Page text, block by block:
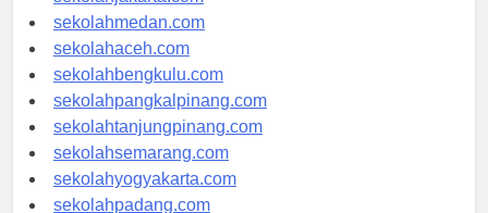
sekolahjakarta.com
sekolahmedan.com
sekolahaceh.com
sekolahbengkulu.com
sekolahpangkalpinang.com
sekolahtanjungpinang.com
sekolahsemarang.com
sekolahyogyakarta.com